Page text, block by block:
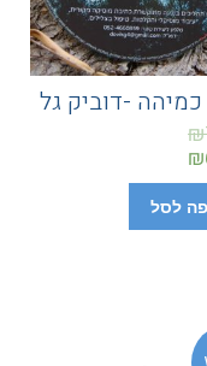
-דוביק גל
₪
₪
לסל